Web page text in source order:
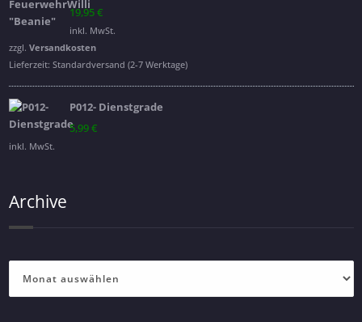
19,95€
inkl. MwSt.
zzgl. Versandkosten
Lieferzeit: Standardversand (2-7 Werktage)
P012- Dienstgrade
5,99€
inkl. MwSt.
Archive